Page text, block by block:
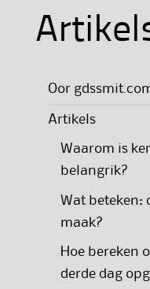
Oor
Artikels
Waarom is
belangrik?
Wat beteken:
maak?
Hoe bereken
derde dag